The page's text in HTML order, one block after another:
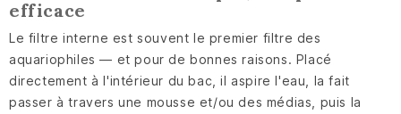
efficace
Le filtre interne est souvent le premier filtre des
aquariophiles — et pour de bonnes raisons. Placé
directement à l'intérieur du bac, il aspire l'eau, la fait
passer à travers une mousse et/ou des médias, puis la